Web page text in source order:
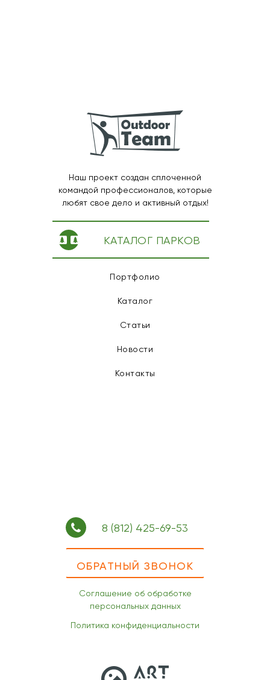
КАТАЛОГ ПАРКОВ
Наш проект создан сплоченной
командой профессионалов, которые
любят свое дело и активный отдых!
Политика конфиденциальности
Соглашение об обработке
персональных данных
Портфолио
Каталог
Статьи
Новости
Контакты
8 (812) 425-69-53
ОБРАТНЫЙ ЗВОНОК